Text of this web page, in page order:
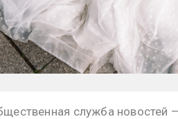
служба новостей